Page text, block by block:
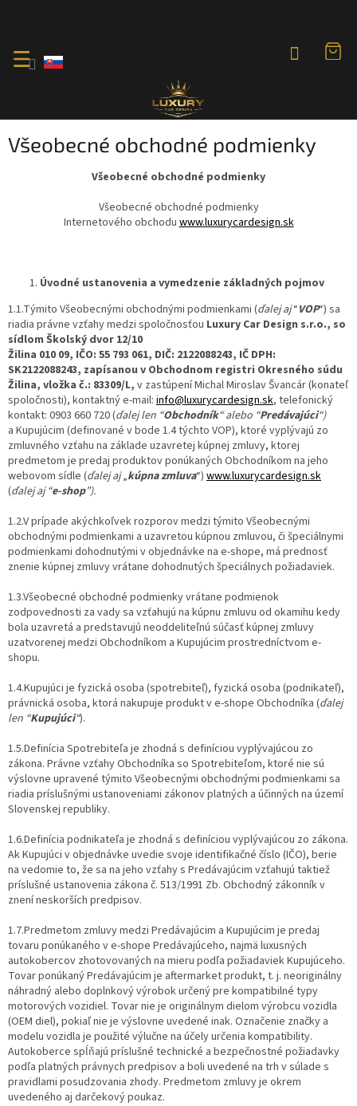
Všeobecné obchodné podmienky
Všeobecné obchodné podmienky
Všeobecné obchodné podmienky
Internetového obchodu www.luxurycardesign.sk
Úvodné ustanovenia a vymedzenie základných pojmov
1.1.Týmito Všeobecnými obchodnými podmienkami (ďalej aj“VOP“) sa
riadia právne vzťahy medzi spoločnosťou Luxury Car Design s.r.o., so
sídlom Školský dvor 12/10
Žilina 010 09, IČO: 55 793 061, DIČ: 2122088243, IČ DPH:
SK2122088243, zapísanou v Obchodnom registri Okresného súdu
Žilina, vložka č.: 83309/L, v zastúpení Michal Miroslav Švancár (konateľ
spoločnosti), kontaktný e-mail: info@luxurycardesign.sk, telefonický
kontakt: 0903 660 720 (ďalej len “Obchodník“ alebo “Predávajúci“)
a Kupujúcim (definované v bode 1.4 týchto VOP), ktoré vyplývajú zo
zmluvného vzťahu na základe uzavretej kúpnej zmluvy, ktorej
predmetom je predaj produktov ponúkaných Obchodníkom na jeho
webovom sídle (ďalej aj„kúpna zmluva“) www.luxurycardesign.sk
(ďalej aj “e-shop”).
1.2.V prípade akýchkoľvek rozporov medzi týmito Všeobecnými
obchodnými podmienkami a uzavretou kúpnou zmluvou, či špeciálnymi
podmienkami dohodnutými v objednávke na e-shope, má prednosť
znenie kúpnej zmluvy vrátane dohodnutých špeciálnych požiadaviek.
1.3.Všeobecné obchodné podmienky vrátane podmienok
zodpovednosti za vady sa vzťahujú na kúpnu zmluvu od okamihu kedy
bola uzavretá a predstavujú neoddeliteľnú súčasť kúpnej zmluvy
uzatvorenej medzi Obchodníkom a Kupujúcim prostredníctvom e-
shopu.
1.4.Kupujúci je fyzická osoba (spotrebiteľ), fyzická osoba (podnikateľ),
právnická osoba, ktorá nakupuje produkt v e-shope Obchodníka (ďalej
len “Kupujúci“).
1.5.Definícia Spotrebiteľa je zhodná s definíciou vyplývajúcou zo
zákona. Právne vzťahy Obchodníka so Spotrebiteľom, ktoré nie sú
výslovne upravené týmito Všeobecnými obchodnými podmienkami sa
riadia príslušnými ustanoveniami zákonov platných a účinných na území
Slovenskej republiky.
1.6.Definícia podnikateľa je zhodná s definíciou vyplývajúcou zo zákona.
Ak Kupujúci v objednávke uvedie svoje identifikačné číslo (IČO), berie
na vedomie to, že sa na jeho vzťahy s Predávajúcim vzťahujú taktiež
príslušné ustanovenia zákona č. 513/1991 Zb. Obchodný zákonník v
znení neskorších predpisov.
1.7.Predmetom zmluvy medzi Predávajúcim a Kupujúcim je predaj
tovaru ponúkaného v e-shope Predávajúceho, najmä luxusných
autokobercov zhotovovaných na mieru podľa požiadaviek Kupujúceho.
Tovar ponúkaný Predávajúcim je aftermarket produkt, t. j. neoriginálny
náhradný alebo doplnkový výrobok určený pre kompatibilné typy
motorových vozidiel. Tovar nie je originálnym dielom výrobcu vozidla
(OEM diel), pokiaľ nie je výslovne uvedené inak. Označenie značky a
modelu vozidla je použité výlučne na účely určenia kompatibility.
Autokoberce spĺňajú príslušné technické a bezpečnostné požiadavky
podľa platných právnych predpisov a boli uvedené na trh v súlade s
pravidlami posudzovania zhody. Predmetom zmluvy je okrem
uvedeného aj darčekový poukaz.